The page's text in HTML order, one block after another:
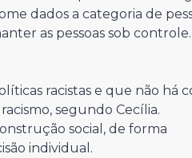
dados a categoria de
as pessoas sob controle.
racistas e que não há
segundo Cecília.
social, de forma
individual.